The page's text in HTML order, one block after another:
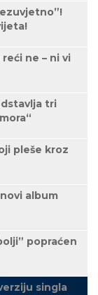
ne – ni vi
tri
pleše kroz
album
popraćen
singla